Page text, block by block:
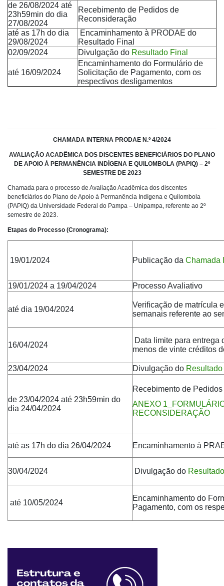
de 26/08/2024 até
23h59min do dia
27/08/2024
Recebimento de Pedidos de
Reconsideração
até as 17h do dia
29/08/2024
Encaminhamento à PRODAE do
Resultado Final
02/09/2024
Divulgação do Resultado Final
até 16/09/2024
Encaminhamento do Formulário de
Solicitação de Pagamento, com os
respectivos desligamentos
CHAMADA INTERNA PRODAE N.º 4/2024
AVALIAÇÃO ACADÊMICA DOS DISCENTES BENEFICIÁRIOS DO PLANO
DE APOIO À PERMANÊNCIA INDÍGENA E QUILOMBOLA (PAPIQ) – 2º
SEMESTRE DE 2023
Chamada para o processo de Avaliação Acadêmica dos discentes
beneficiários do Plano de Apoio à Permanência Indígena e Quilombola
(PAPIQ) da Universidade Federal do Pampa – Unipampa, referente ao 2º
semestre de 2023.
Etapas do Processo (Cronograma):
19/01/2024 Publicação da Chamada
19/01/2024 a 19/04/2024 Processo Avaliativo
até dia 19/04/2024
Verificação de matrícula
semanais referente ao
16/04/2024
Data limite para entrega
menos de vinte créditos
23/04/2024 Divulgação do
de 23/04/2024 até 23h59min do
dia 24/04/2024
Recebimento de
ANEXO
RECONSIDERAÇÃO
até as 17h do dia 26/04/2024 Encaminhamento à
30/04/2024 Divulgação do
até 10/05/2024
Encaminhamento do
Pagamento, com os